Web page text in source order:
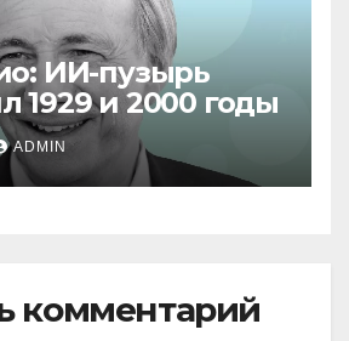
ИИ-пузырь
1929 и 2000 годы
ADMIN
комментарий